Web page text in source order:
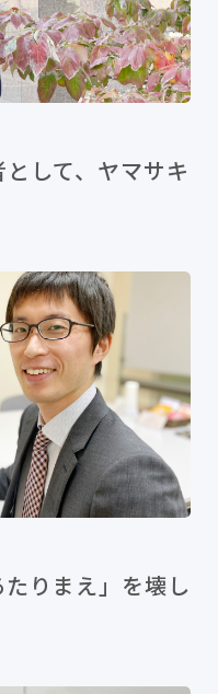
して、ヤマサキ
りまえ」を壊し